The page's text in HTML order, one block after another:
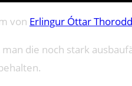
von Erlingur Óttar
die noch stark